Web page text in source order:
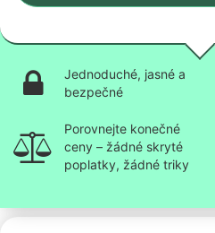
Jednoduché, jasné a
bezpečné
Porovnejte konečné
ceny – žádné skryté
poplatky, žádné triky